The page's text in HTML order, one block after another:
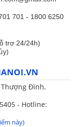
701 - 1800 6250
trợ 24/24h)
Thượng Đình,
- Hotline:
này)